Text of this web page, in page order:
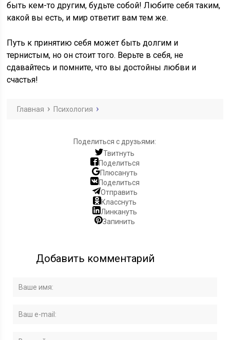
быть кем-то другим, будьте собой! Любите себя таким,
какой вы есть, и мир ответит вам тем же.
Путь к принятию себя может быть долгим и
тернистым, но он стоит того. Верьте в себя, не
сдавайтесь и помните, что вы достойны любви и
счастья!
Главная Психология
Поделиться с друзьями:
Твитнуть
Поделиться
Плюсануть
Поделиться
Отправить
Класснуть
Линкануть
Запинить
Добавить комментарий